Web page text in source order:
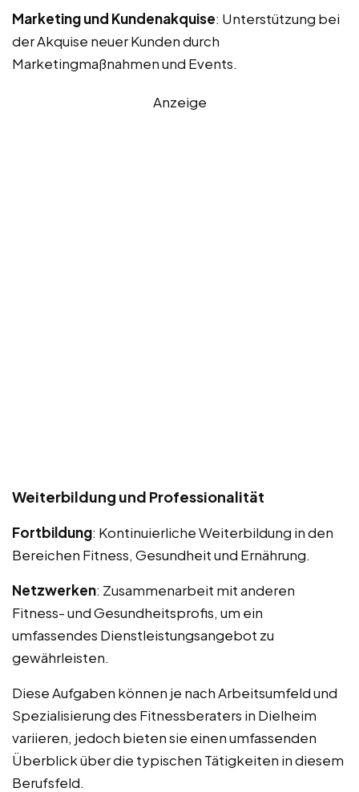
Marketing und Kundenakquise: Unterstützung bei
der Akquise neuer Kunden durch
Marketingmaßnahmen und Events.
Anzeige
Weiterbildung und Professionalität
Fortbildung: Kontinuierliche Weiterbildung in den
Bereichen Fitness, Gesundheit und Ernährung.
Netzwerken: Zusammenarbeit mit anderen
Fitness- und Gesundheitsprofis, um ein
umfassendes Dienstleistungsangebot zu
gewährleisten.
Diese Aufgaben können je nach Arbeitsumfeld und
Spezialisierung des Fitnessberaters in Dielheim
variieren, jedoch bieten sie einen umfassenden
Überblick über die typischen Tätigkeiten in diesem
Berufsfeld.